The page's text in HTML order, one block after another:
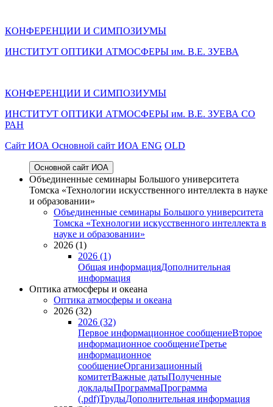
КОНФЕРЕНЦИИ И СИМПОЗИУМЫ
ИНСТИТУТ ОПТИКИ АТМОСФЕРЫ им. В.Е. ЗУЕВА
КОНФЕРЕНЦИИ И СИМПОЗИУМЫ
ИНСТИТУТ ОПТИКИ АТМОСФЕРЫ им. В.Е. ЗУЕВА СО
РАН
Cайт ИОА Основной сайт ИОА ENG OLD
Основной сайт ИОА
Объединенные семинары Большого университета
Томска «Технологии искусственного интеллекта в науке
и образовании»
Объединенные семинары Большого университета
Томска «Технологии искусственного интеллекта в
науке и образовании»
2026 (1)
2026 (1)
Общая информацияДополнительная
информация
Оптика атмосферы и океана
Оптика атмосферы и океана
2026 (32)
2026 (32)
Первое информационное сообщениеВторое
информационное сообщениеТретье
информационное
сообщениеОрганизационный
комитетВажные датыПолученные
докладыПрограммаПрограмма
(.pdf)ТрудыДополнительная информация